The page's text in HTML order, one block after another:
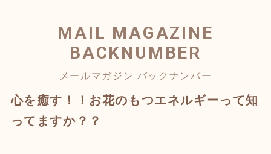
MAIL MAGAZINE
BACKNUMBER
メールマガジン バックナンバー
心を癒す！！お花のもつエネルギーって知
ってますか？？